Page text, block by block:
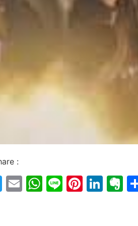
:
Twitter
EmailWhatsApp
Line